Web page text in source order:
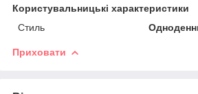
Користувальницькі характеристики
Стиль
Приховати